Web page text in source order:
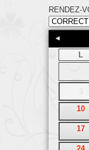
RENDEZ-
L
3
10
17